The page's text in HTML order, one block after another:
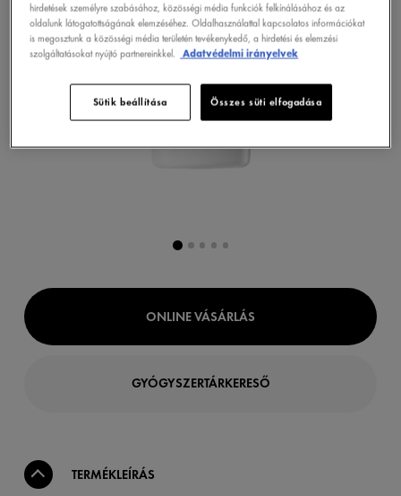
ONLINE VÁSÁRLÁS
GYÓGYSZERTÁRKERESŐ
TERMÉKLEÍRÁS
hirdetések személyre szabásához, közösségi média funkciók felkínálásához és az
oldalunk látogatottságának elemzéséhez. Oldalhasználattal kapcsolatos információkat
is megosztunk a közösségi média területén tevékenykedő, a hirdetési és elemzési
szolgáltatásokat nyújtó partnereinkkel.
Adatvédelmi irányelvek
Sütik beállítása Összes süti elfogadása